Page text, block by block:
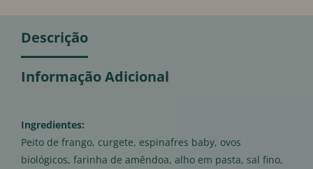
Descrição
Informação Adicional
Ingredientes:
Peito de frango, curgete, espinafres baby, ovos
biológicos, farinha de amêndoa, alho em pasta, sal fino,